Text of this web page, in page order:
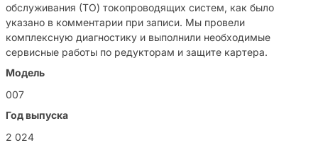
обслуживания (ТО) токопроводящих систем, как было
указано в комментарии при записи. Мы провели
комплексную диагностику и выполнили необходимые
сервисные работы по редукторам и защите картера.
Модель
007
Год выпуска
2 024